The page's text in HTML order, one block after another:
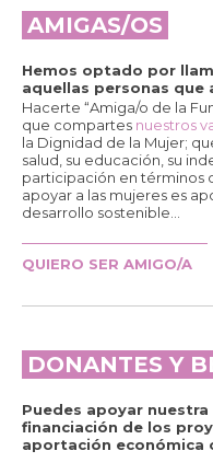
AMIGAS/OS
Hemos optado por
aquellas personas que
Hacerte “Amiga/o de la
que compartes nuestros
la Dignidad de la Mujer;
salud, su educación, su
participación en términos
apoyar a las mujeres es
desarrollo sostenible...
QUIERO SER AMIGO/A
DONANTES Y
Puedes apoyar
financiación de los
aportación económica